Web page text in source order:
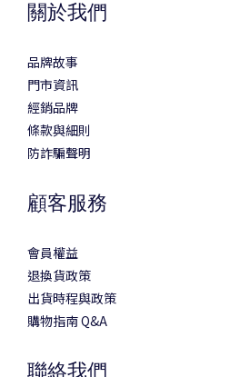
關於我們
品牌故事
門市資訊
經銷品牌
條款與細則
防詐騙聲明
顧客服務
會員權益
退換貨政策
出貨時程與政策
購物指南 Q&A
聯絡我們